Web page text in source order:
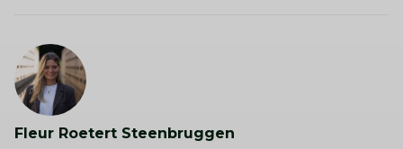
Fleur Roetert Steenbruggen